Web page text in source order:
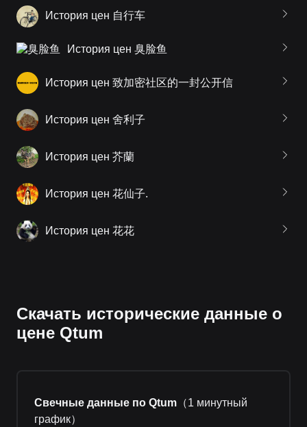
История цен 自行车
История цен 臭脸鱼
История цен 致加密社区的一封公开信
История цен 舍利子
История цен 芥蘭
История цен 花仙子.
История цен 花花
Скачать исторические данные о
цене Qtum
Свечные данные по Qtum （1 минутный
график）